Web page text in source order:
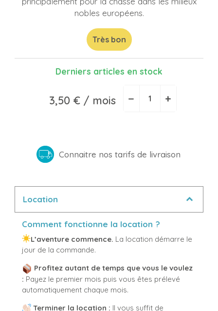
nobles européens.
Très bon
Derniers articles en stock
3,50 €/ mois − +
Connaitre nos tarifs de livraison
Location
Comment fonctionne la location ?
L’aventure commence. La location démarre le
jour de la commande.
Profitez autant de temps que vous le voulez
: Payez le premier mois puis vous êtes prélevé
automatiquement chaque mois.
Terminer la location : Il vous suffit de